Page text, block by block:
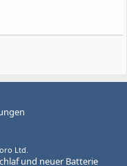
Ltd.
und neuer Batterie